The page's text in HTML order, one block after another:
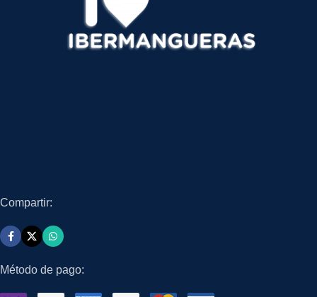
Compartir:
Método de pago: